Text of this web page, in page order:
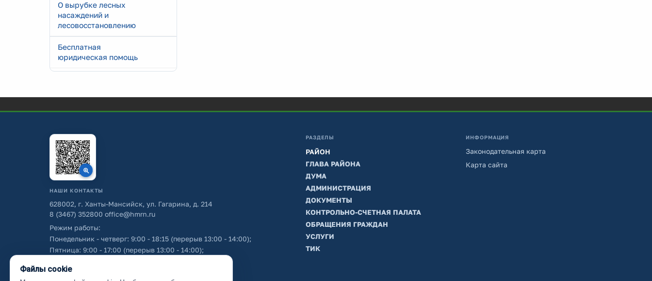
О вырубке лесных
насаждений и
лесовосстановлению
Бесплатная
юридическая помощь
НАШИ КОНТАКТЫ
628002, г. Ханты-Мансийск, ул. Гагарина, д. 214
8 (3467) 352800 office@hmrn.ru
Режим работы:
Понедельник - четверг: 9:00 - 18:15 (перерыв 13:00 - 14:00);
Пятница: 9:00 - 17:00 (перерыв 13:00 - 14:00);
РАЗДЕЛЫ
РАЙОН
ГЛАВА РАЙОНА
ДУМА
АДМИНИСТРАЦИЯ
ДОКУМЕНТЫ
КОНТРОЛЬНО-СЧЕТНАЯ ПАЛАТА
ОБРАЩЕНИЯ ГРАЖДАН
УСЛУГИ
ТИК
ИНФОРМАЦИЯ
Законодательная карта
Карта сайта
Файлы cookie